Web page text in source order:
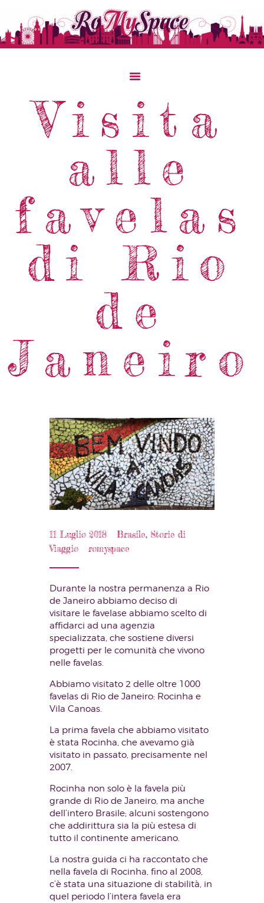
Visita
alle
favelas
di Rio
de
Janeiro
Home
Storie Di Viaggio
Cibo Dal Mondo
Viaggia Con Noi
Chi Siamo
Contatti
11 Luglio 2018 Brasile, Storie di
Viaggio
romyspace
Durante la nostra permanenza a Rio
de Janeiro abbiamo deciso di
visitare le favelase abbiamo scelto di
affidarci ad una agenzia
specializzata, che sostiene diversi
progetti per le comunità che vivono
nelle favelas.
Abbiamo visitato 2 delle oltre 1000
favelas di Rio de Janeiro: Rocinha e
Vila Canoas.
La prima favela che abbiamo visitato
è stata Rocinha, che avevamo già
visitato in passato, precisamente nel
2007.
Rocinha non solo è la favela più
grande di Rio de Janeiro, ma anche
dell’intero Brasile; alcuni sostengono
che addirittura sia la più estesa di
tutto il continente americano.
La nostra guida ci ha raccontato che
nella favela di Rocinha, fino al 2008,
c’è stata una situazione di stabilità, in
quel periodo l’intera favela era